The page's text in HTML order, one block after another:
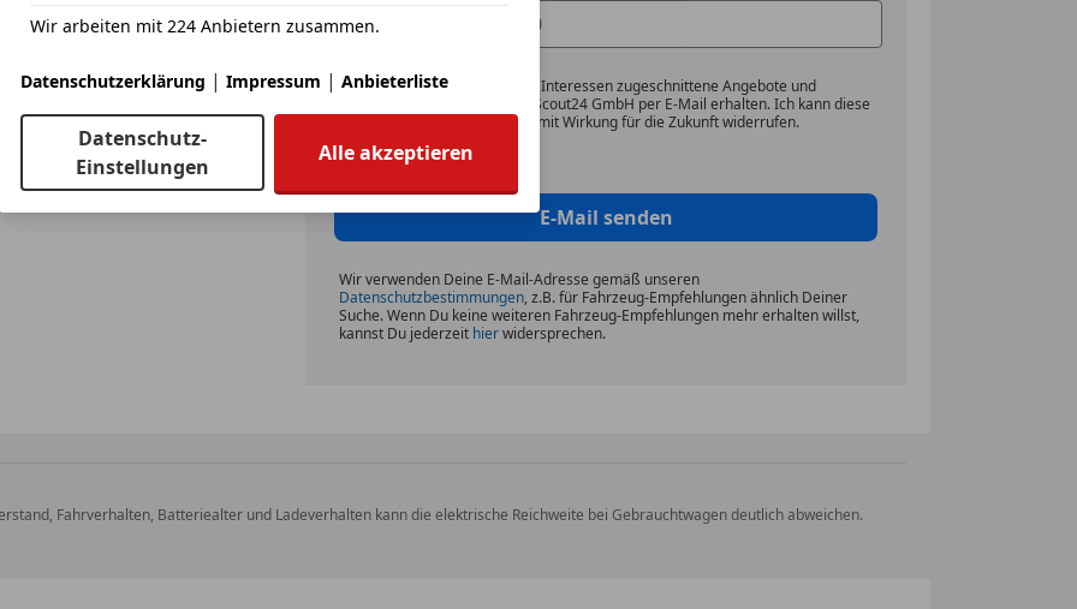
Ich möchte auf meine Interessen zugeschnittene Angebote und
Neuigkeiten der AutoScout24 GmbH per E-Mail erhalten. Ich kann diese
jederzeit mit Wirkung für die Zukunft widerrufen.
E-Mail senden
Wir verwenden Deine E-Mail-Adresse gemäß unseren
Datenschutzbestimmungen, z.B. für Fahrzeug-Empfehlungen ähnlich Deiner
Suche. Wenn Du keine weiteren Fahrzeug-Empfehlungen mehr erhalten willst,
kannst Du jederzeit hierwidersprechen.
Fahrverhalten, Batteriealter und Ladeverhalten kann die elektrische Reichweite bei Gebrauchtwagen deutlich abweichen.
Wir arbeiten mit 224 Anbietern zusammen.
Datenschutzerklärung | Impressum | Anbieterliste
Datenschutz-
Einstellungen
Alle akzeptieren